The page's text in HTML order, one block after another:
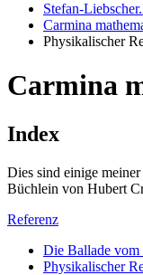
Stefan-
Carmina
Physikalischer
Carmina
Index
Dies sind einige
Büchlein von Hubert
Referenz
Die Ballade vom
Physikalischer